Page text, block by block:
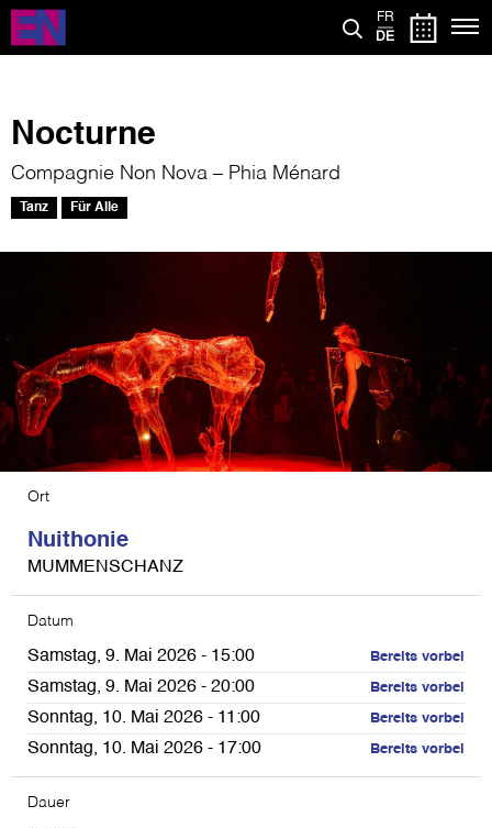
Direkt
zum
Inhalt
FR
DE
Nocturne
Compagnie Non Nova – Phia Ménard
Tanz Für Alle
Ort
Nuithonie
MUMMENSCHANZ
Datum
Samstag, 9. Mai 2026 - 15:00 Bereits vorbei
Samstag, 9. Mai 2026 - 20:00 Bereits vorbei
Sonntag, 10. Mai 2026 - 11:00 Bereits vorbei
Sonntag, 10. Mai 2026 - 17:00 Bereits vorbei
Dauer